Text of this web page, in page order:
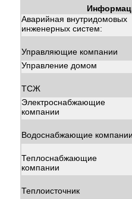
Аварийная внутридомовых
инженерных систем:
Управляющие компании
Управление домом
ТСЖ
Электроснабжающие
компании
Водоснабжающие компании
Теплоснабжающие
компании
Теплоисточник